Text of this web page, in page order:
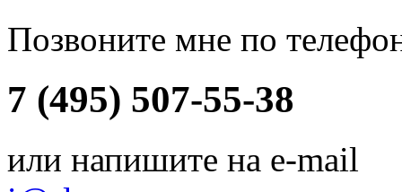
Позвоните мне по
7 (495) 507-55-38
или напишите на e-mail